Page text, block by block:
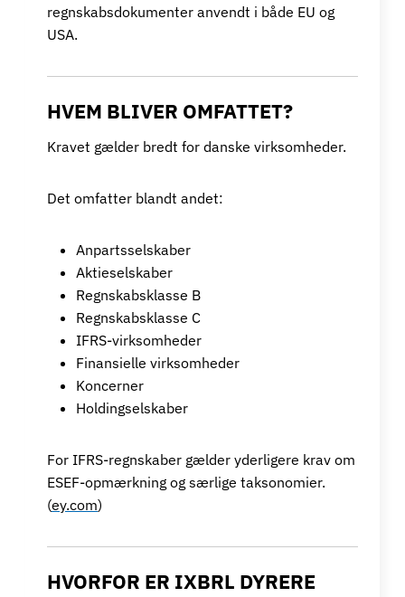
regnskabsdokumenter anvendt i både EU og
USA.
HVEM BLIVER OMFATTET?
Kravet gælder bredt for danske virksomheder.
Det omfatter blandt andet:
Anpartsselskaber
Aktieselskaber
Regnskabsklasse B
Regnskabsklasse C
IFRS-virksomheder
Finansielle virksomheder
Koncerner
Holdingselskaber
For IFRS-regnskaber gælder yderligere krav om
ESEF-opmærkning og særlige taksonomier.
(ey.com)
HVORFOR ER IXBRL DYRERE